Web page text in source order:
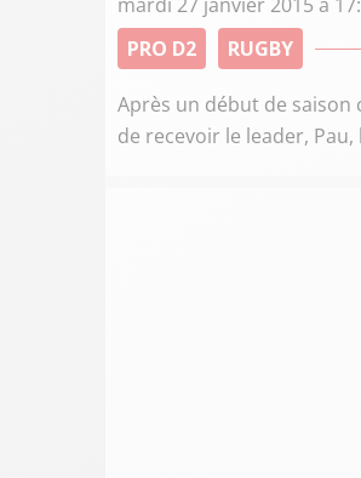
PRO D2
RUGBY
Après un début de saison
de recevoir le leader,